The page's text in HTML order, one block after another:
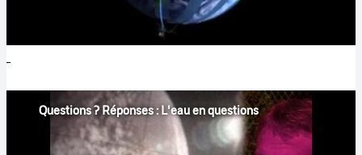
Questions ? Réponses : L'eau en questions